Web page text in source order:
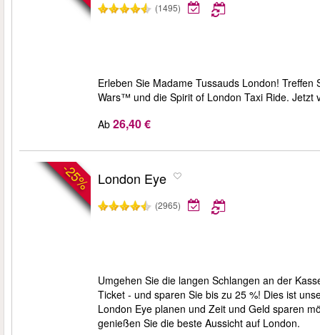
(1495)
Erleben Sie Madame Tussauds London!
Wars™ und die Spirit of London Taxi Ride. Jetzt
Ab 26,40 €
-25% London Eye
(2965)
Umgehen Sie die langen Schlangen an der
Ticket - und sparen Sie bis zu 25 %! Dies ist
London Eye planen und Zeit und Geld sparen
genießen Sie die beste Aussicht auf London.